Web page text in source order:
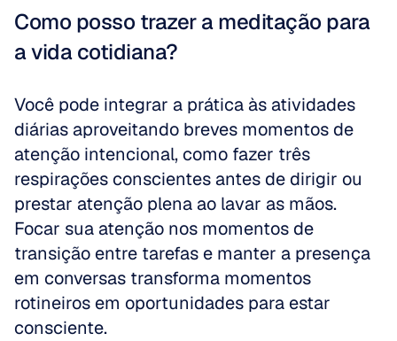
Como posso trazer a meditação para
a vida cotidiana?
Você pode integrar a prática às atividades
diárias aproveitando breves momentos de
atenção intencional, como fazer três
respirações conscientes antes de dirigir ou
prestar atenção plena ao lavar as mãos.
Focar sua atenção nos momentos de
transição entre tarefas e manter a presença
em conversas transforma momentos
rotineiros em oportunidades para estar
consciente.